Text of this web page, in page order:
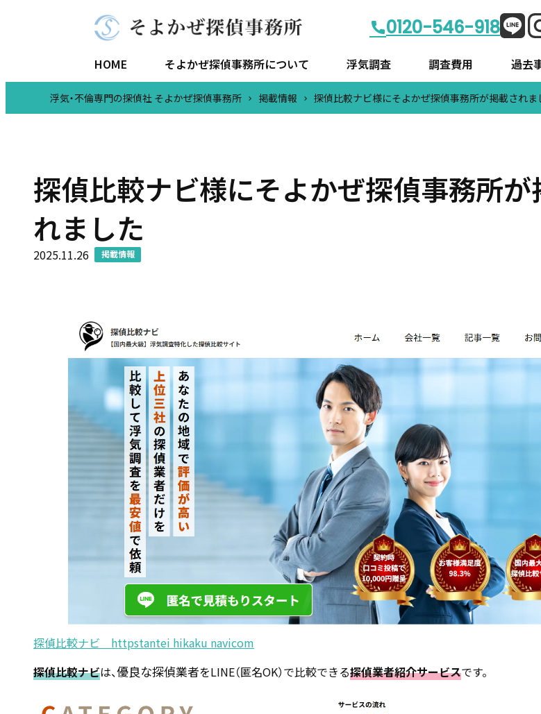
0120-546-918
HOME そよかぜ探偵事務所について
代表挨拶 店舗情報 会社
浮気調査 調査費用 過去
浮気・不倫専門の探偵社 そよかぜ探偵事務所 掲載情報 探偵比較ナビ様にそよかぜ探偵事務所が掲載されま
探偵比較ナビ様にそよかぜ探偵事務所が
れました
2025.11.26 掲載情報
探偵比較ナビ httpstantei hikaku navicom
探偵比較ナビは、優良な探偵業者をLINE（匿名OK）で比較できる探偵業者紹介サービスです。